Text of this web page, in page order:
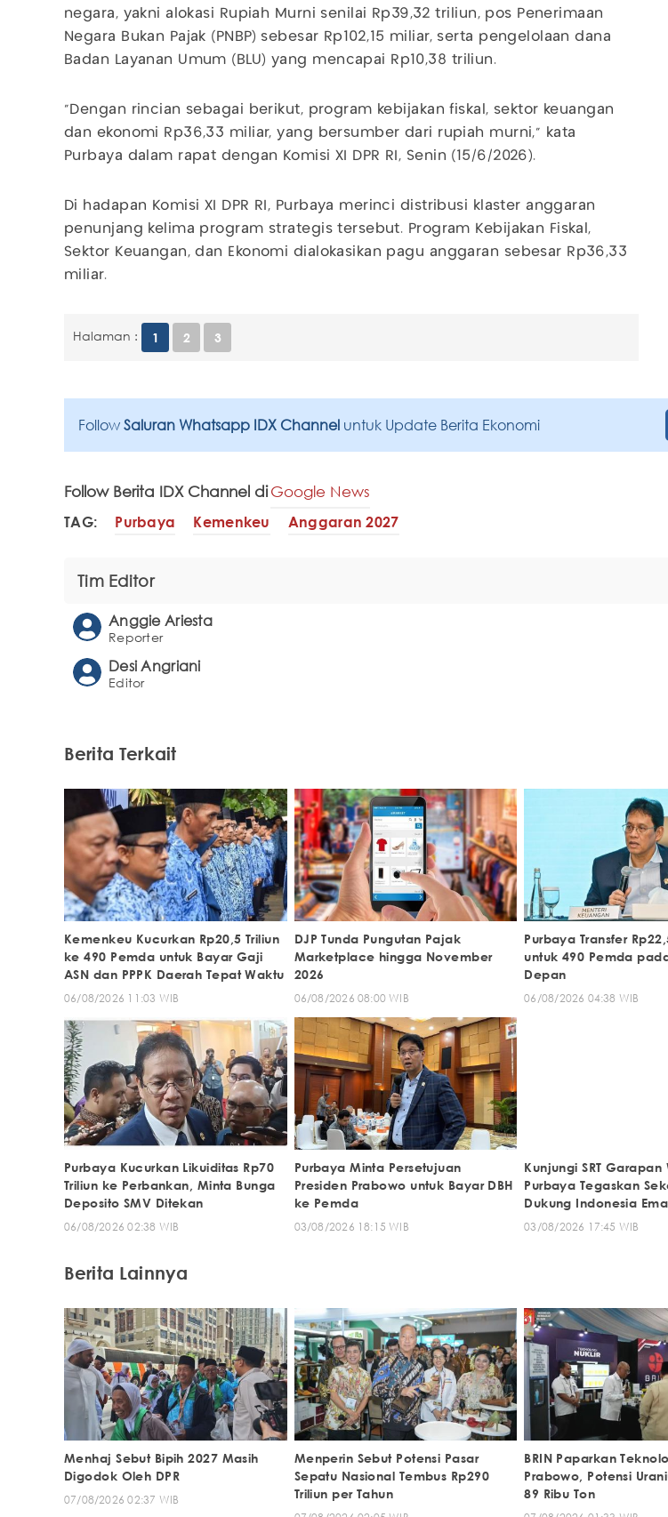
negara, yakni alokasi Rupiah Murni senilai Rp39,32 triliun, pos Penerimaan
Negara Bukan Pajak (PNBP) sebesar Rp102,15 miliar, serta pengelolaan dana
Badan Layanan Umum (BLU) yang mencapai Rp10,38 triliun.
"Dengan rincian sebagai berikut, program kebijakan fiskal, sektor keuangan
dan ekonomi Rp36,33 miliar, yang bersumber dari rupiah murni," kata
Purbaya dalam rapat dengan Komisi XI DPR RI, Senin (15/6/2026).
Di hadapan Komisi XI DPR RI, Purbaya merinci distribusi klaster anggaran
penunjang kelima program strategis tersebut. Program Kebijakan Fiskal,
Sektor Keuangan, dan Ekonomi dialokasikan pagu anggaran sebesar Rp36,33
miliar.
Halaman : 1 2 3
Follow Saluran Whatsapp IDX Channel untuk Update Berita Ekonomi
Follow Berita IDX Channel diGoogle News
TAG: Purbaya Kemenkeu Anggaran 2027
Tim Editor
Anggie Ariesta
Reporter
Desi Angriani
Editor
Berita Terkait
Kemenkeu Kucurkan Rp20,5 Triliun
ke 490 Pemda untuk Bayar Gaji
ASN dan PPPK Daerah Tepat Waktu
06/08/2026 11:03 WIB
DJP Tunda Pungutan Pajak
Marketplace hingga November
2026
06/08/2026 08:00 WIB
Purbaya Transfer
untuk 490 Pemda
Depan
06/08/2026 04:38 WIB
Purbaya Kucurkan Likuiditas Rp70
Triliun ke Perbankan, Minta Bunga
Deposito SMV Ditekan
06/08/2026 02:38 WIB
Purbaya Minta Persetujuan
Presiden Prabowo untuk Bayar DBH
ke Pemda
03/08/2026 18:15 WIB
Kunjungi SRT Garapan
Purbaya Tegaskan
Dukung Indonesia
03/08/2026 17:45 WIB
Berita Lainnya
Menhaj Sebut Bipih 2027 Masih
Digodok Oleh DPR
07/08/2026 02:37 WIB
Menperin Sebut Potensi Pasar
Sepatu Nasional Tembus Rp290
Triliun per Tahun
BRIN Paparkan
Prabowo, Potensi
89 Ribu Ton